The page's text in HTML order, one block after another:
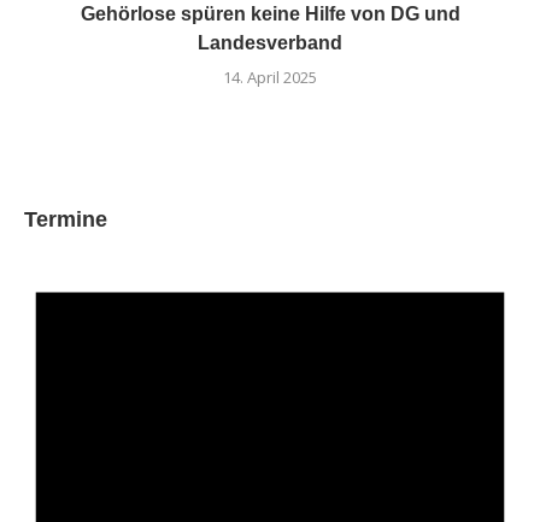
Gehörlose spüren keine Hilfe von DG und
Landesverband
14. April 2025
Termine